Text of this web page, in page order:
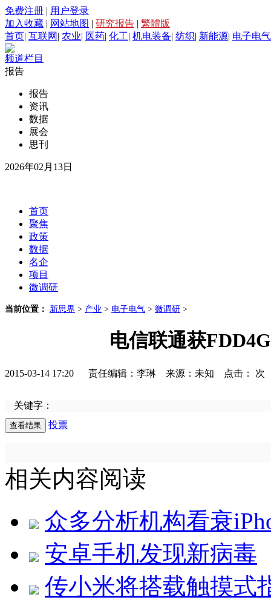
免费注册 | 用户登录
加入收藏 | 网站地图 | 研究报告 | 繁體版
首页| 互联网 | 农业| 医药| 化工| 机电装备| 纺织| 新能源| 电子电气
频道栏目
报告
报告
资讯
数据
展会
思刊
2026年02月13日
首页
聚焦
政策
数据
名企
项目
微调研
当前位置： 新思界 > 产业 > 电子电气 > 微调研 >
电信联通获
2015-03-14 17:20 责任编辑：李琳 来源：未知 点击： 次
关键字：
投票
相关内容阅读
众多分析机构看衰
安卓手机发现新病毒
传小米将搭载触摸式